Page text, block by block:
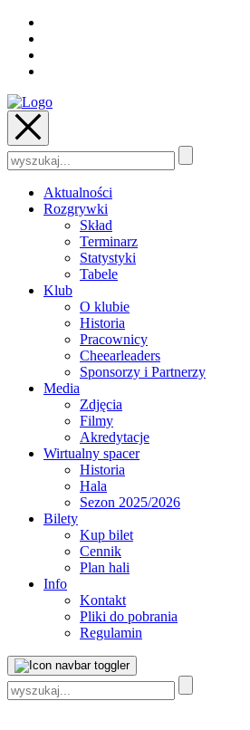
Szukaj:
Aktualności
Rozgrywki
Skład
Terminarz
Statystyki
Tabele
Klub
O klubie
Historia
Pracownicy
Cheearleaders
Sponsorzy i Partnerzy
Media
Zdjęcia
Filmy
Akredytacje
Wirtualny spacer
Historia
Hala
Sezon 2025/2026
Bilety
Kup bilet
Cennik
Plan hali
Info
Kontakt
Pliki do pobrania
Regulamin
Szukaj: